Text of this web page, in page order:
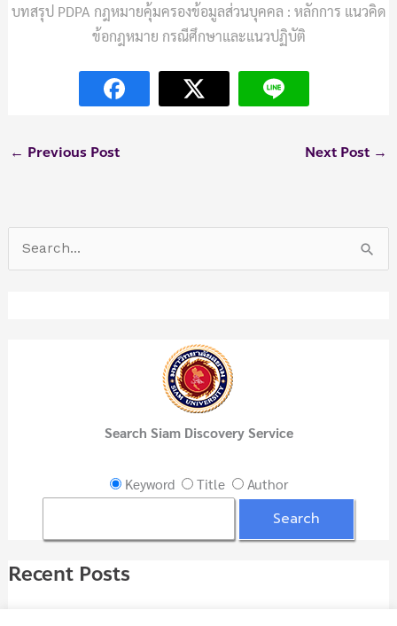
บทสรุป PDPA กฎหมายคุ้มครองข้อมูลส่วนบุคคล : หลักการ แนวคิด
ข้อกฎหมาย กรณีศึกษาและแนวปฏิบัติ
← Previous Post Next Post →
e
Search Siam Discovery Service
Keyword Title Author
Recent Posts